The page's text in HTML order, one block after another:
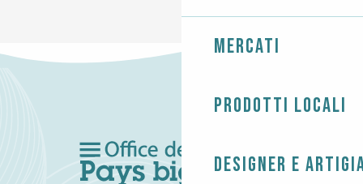
Mercati
Prodotti locali
Designer e